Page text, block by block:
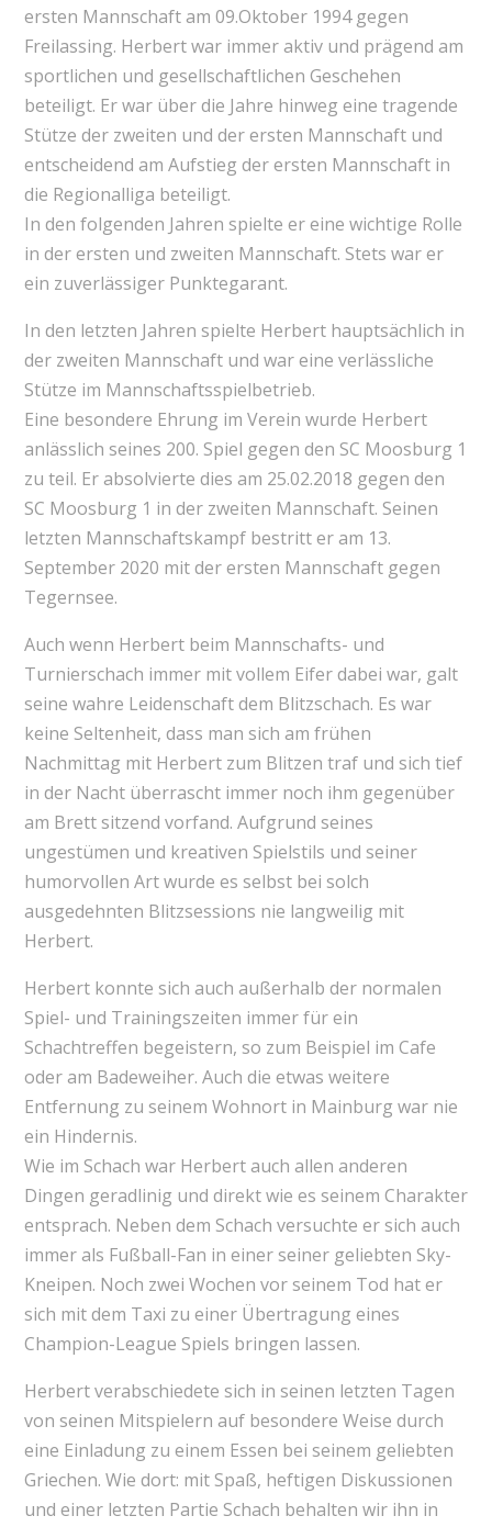
ersten Mannschaft am 09.Oktober 1994 gegen
Freilassing. Herbert war immer aktiv und prägend am
sportlichen und gesellschaftlichen Geschehen
beteiligt. Er war über die Jahre hinweg eine tragende
Stütze der zweiten und der ersten Mannschaft und
entscheidend am Aufstieg der ersten Mannschaft in
die Regionalliga beteiligt.
In den folgenden Jahren spielte er eine wichtige Rolle
in der ersten und zweiten Mannschaft. Stets war er
ein zuverlässiger Punktegarant.
In den letzten Jahren spielte Herbert hauptsächlich in
der zweiten Mannschaft und war eine verlässliche
Stütze im Mannschaftsspielbetrieb.
Eine besondere Ehrung im Verein wurde Herbert
anlässlich seines 200. Spiel gegen den SC Moosburg 1
zu teil. Er absolvierte dies am 25.02.2018 gegen den
SC Moosburg 1 in der zweiten Mannschaft. Seinen
letzten Mannschaftskampf bestritt er am 13.
September 2020 mit der ersten Mannschaft gegen
Tegernsee.
Auch wenn Herbert beim Mannschafts- und
Turnierschach immer mit vollem Eifer dabei war, galt
seine wahre Leidenschaft dem Blitzschach. Es war
keine Seltenheit, dass man sich am frühen
Nachmittag mit Herbert zum Blitzen traf und sich tief
in der Nacht überrascht immer noch ihm gegenüber
am Brett sitzend vorfand. Aufgrund seines
ungestümen und kreativen Spielstils und seiner
humorvollen Art wurde es selbst bei solch
ausgedehnten Blitzsessions nie langweilig mit
Herbert.
Herbert konnte sich auch außerhalb der normalen
Spiel- und Trainingszeiten immer für ein
Schachtreffen begeistern, so zum Beispiel im Cafe
oder am Badeweiher. Auch die etwas weitere
Entfernung zu seinem Wohnort in Mainburg war nie
ein Hindernis.
Wie im Schach war Herbert auch allen anderen
Dingen geradlinig und direkt wie es seinem Charakter
entsprach. Neben dem Schach versuchte er sich auch
immer als Fußball-Fan in einer seiner geliebten Sky-
Kneipen. Noch zwei Wochen vor seinem Tod hat er
sich mit dem Taxi zu einer Übertragung eines
Champion-League Spiels bringen lassen.
Herbert verabschiedete sich in seinen letzten Tagen
von seinen Mitspielern auf besondere Weise durch
eine Einladung zu einem Essen bei seinem geliebten
Griechen. Wie dort: mit Spaß, heftigen Diskussionen
und einer letzten Partie Schach behalten wir ihn in